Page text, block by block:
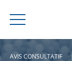
Menu
AVIS CONSULTATIF